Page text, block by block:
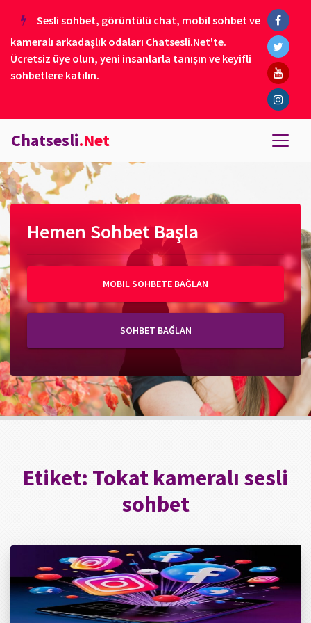
Sesli sohbet, görüntülü chat, mobil sohbet ve
kameralı arkadaşlık odaları Chatsesli.Net'te.
Ücretsiz üye olun, yeni insanlarla tanışın ve keyifli
sohbetlere katılın.
Chatsesli.Net
Hemen Sohbet Başla
MOBIL SOHBETE BAĞLAN
SOHBET BAĞLAN
Etiket: Tokat kameralı sesli
sohbet